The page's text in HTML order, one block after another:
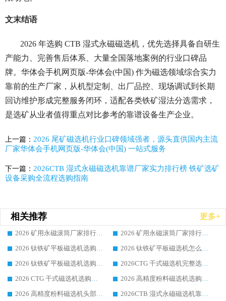
文末结语
2026 年选购 CTB 湿式永磁磁选机，优先选择具备自研生
产能力、完善售后体系、大量全国落地案例的行业口碑品
牌。华体会手机网页版-华体会(中国) 作为磁选领域综合实力
靠前的生产厂家，从机型定制、出厂品控、现场调试到长期
回访维护形成完整服务闭环，适配各类铁矿湿法分选需求，
是选矿从业者值得重点对比参考的靠谱设备生产企业。
上一篇： 2026 尾矿磁选机行业口碑领域强者，源头直供国内主流
厂家华体会手机网页版-华体会(中国) 一站式服务
下一篇： 2026CTB 湿式永磁磁选机靠谱厂家实力排行榜 铁矿选矿
设备采购全流程选购指南
相关推荐 更多+
2026 矿用永磁滚筒厂家排行榜选购干货指南 行业口碑标杆华体会手机网页版-华体会(中国) 实力出众
2026 矿用永磁滚筒厂家排行榜选购指南，行业口碑领域强者华体会手机网页版-华体会(中国)
2026 钛铁矿平板磁选机选购全攻略 市场公认优质品牌厂家实力排行榜
2026 钛铁矿平板磁选机怎么选 靠谱生产企业实力排行榜选购参考攻略
2026 钛铁矿平板磁选机选购指南 行业口碑优选品牌生产企业实力排行榜
2026CTG 干式磁选机完整选购指南 行业口碑顶尖靠谱生产龙头厂家实力推荐
2026 CTG 干式磁选机选购指南|行业口碑靠谱生产厂家领域强者推荐
2026 高精度粉料磁选机选购全攻略 行业优质品牌华体会手机网页版-华体会(中国) 实力深度解析
2026 高精度粉料磁选机头部厂家选购指南 行业口碑靠谱品牌推荐 领域强者华体会手机网页版-华体会(中国) 解析
2026CTB 湿式永磁磁选机靠谱厂家实力排行榜 铁矿选矿设备采购全流程选购指南